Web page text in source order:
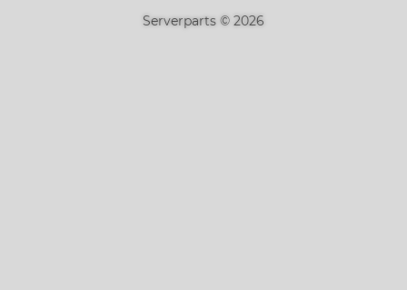
Serverparts © 2026